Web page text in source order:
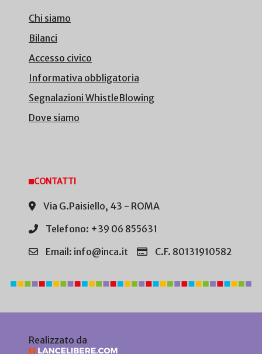
Chi siamo
Bilanci
Accesso civico
Informativa obbligatoria
Segnalazioni WhistleBlowing
Dove siamo
CONTATTI
Via G.Paisiello, 43 - ROMA
Telefono: +39 06 855631
Email: info@inca.it
C.F. 80131910582
Realizzato da